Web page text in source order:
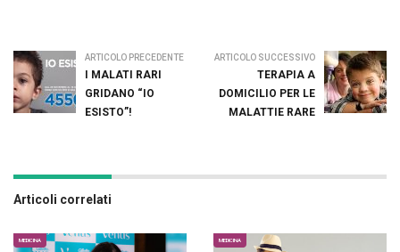
ARTICOLO PRECEDENTE
I MALATI RARI
GRIDANO “IO
ESISTO”!
ARTICOLO SUCCESSIVO
TERAPIA A
DOMICILIO PER LE
MALATTIE RARE
Articoli correlati
MEDICINA MEDICINA